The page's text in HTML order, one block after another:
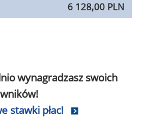
6 128,00 PLN
wynagradzasz swoich
stawki płac!